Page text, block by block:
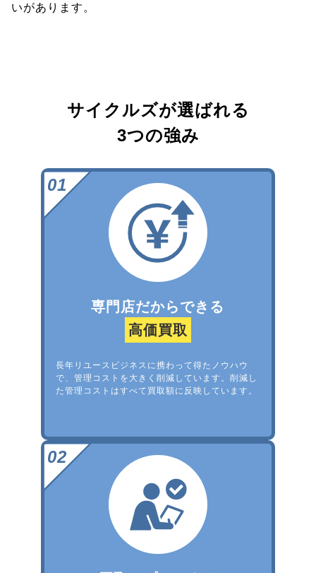
いがあります。
サイクルズが選ばれる
3つの強み
専門店だからできる
高価買取
長年リユースビジネスに携わって得たノウハウ
で、管理コストを大きく削減しています。削減し
た管理コストはすべて買取額に反映しています。